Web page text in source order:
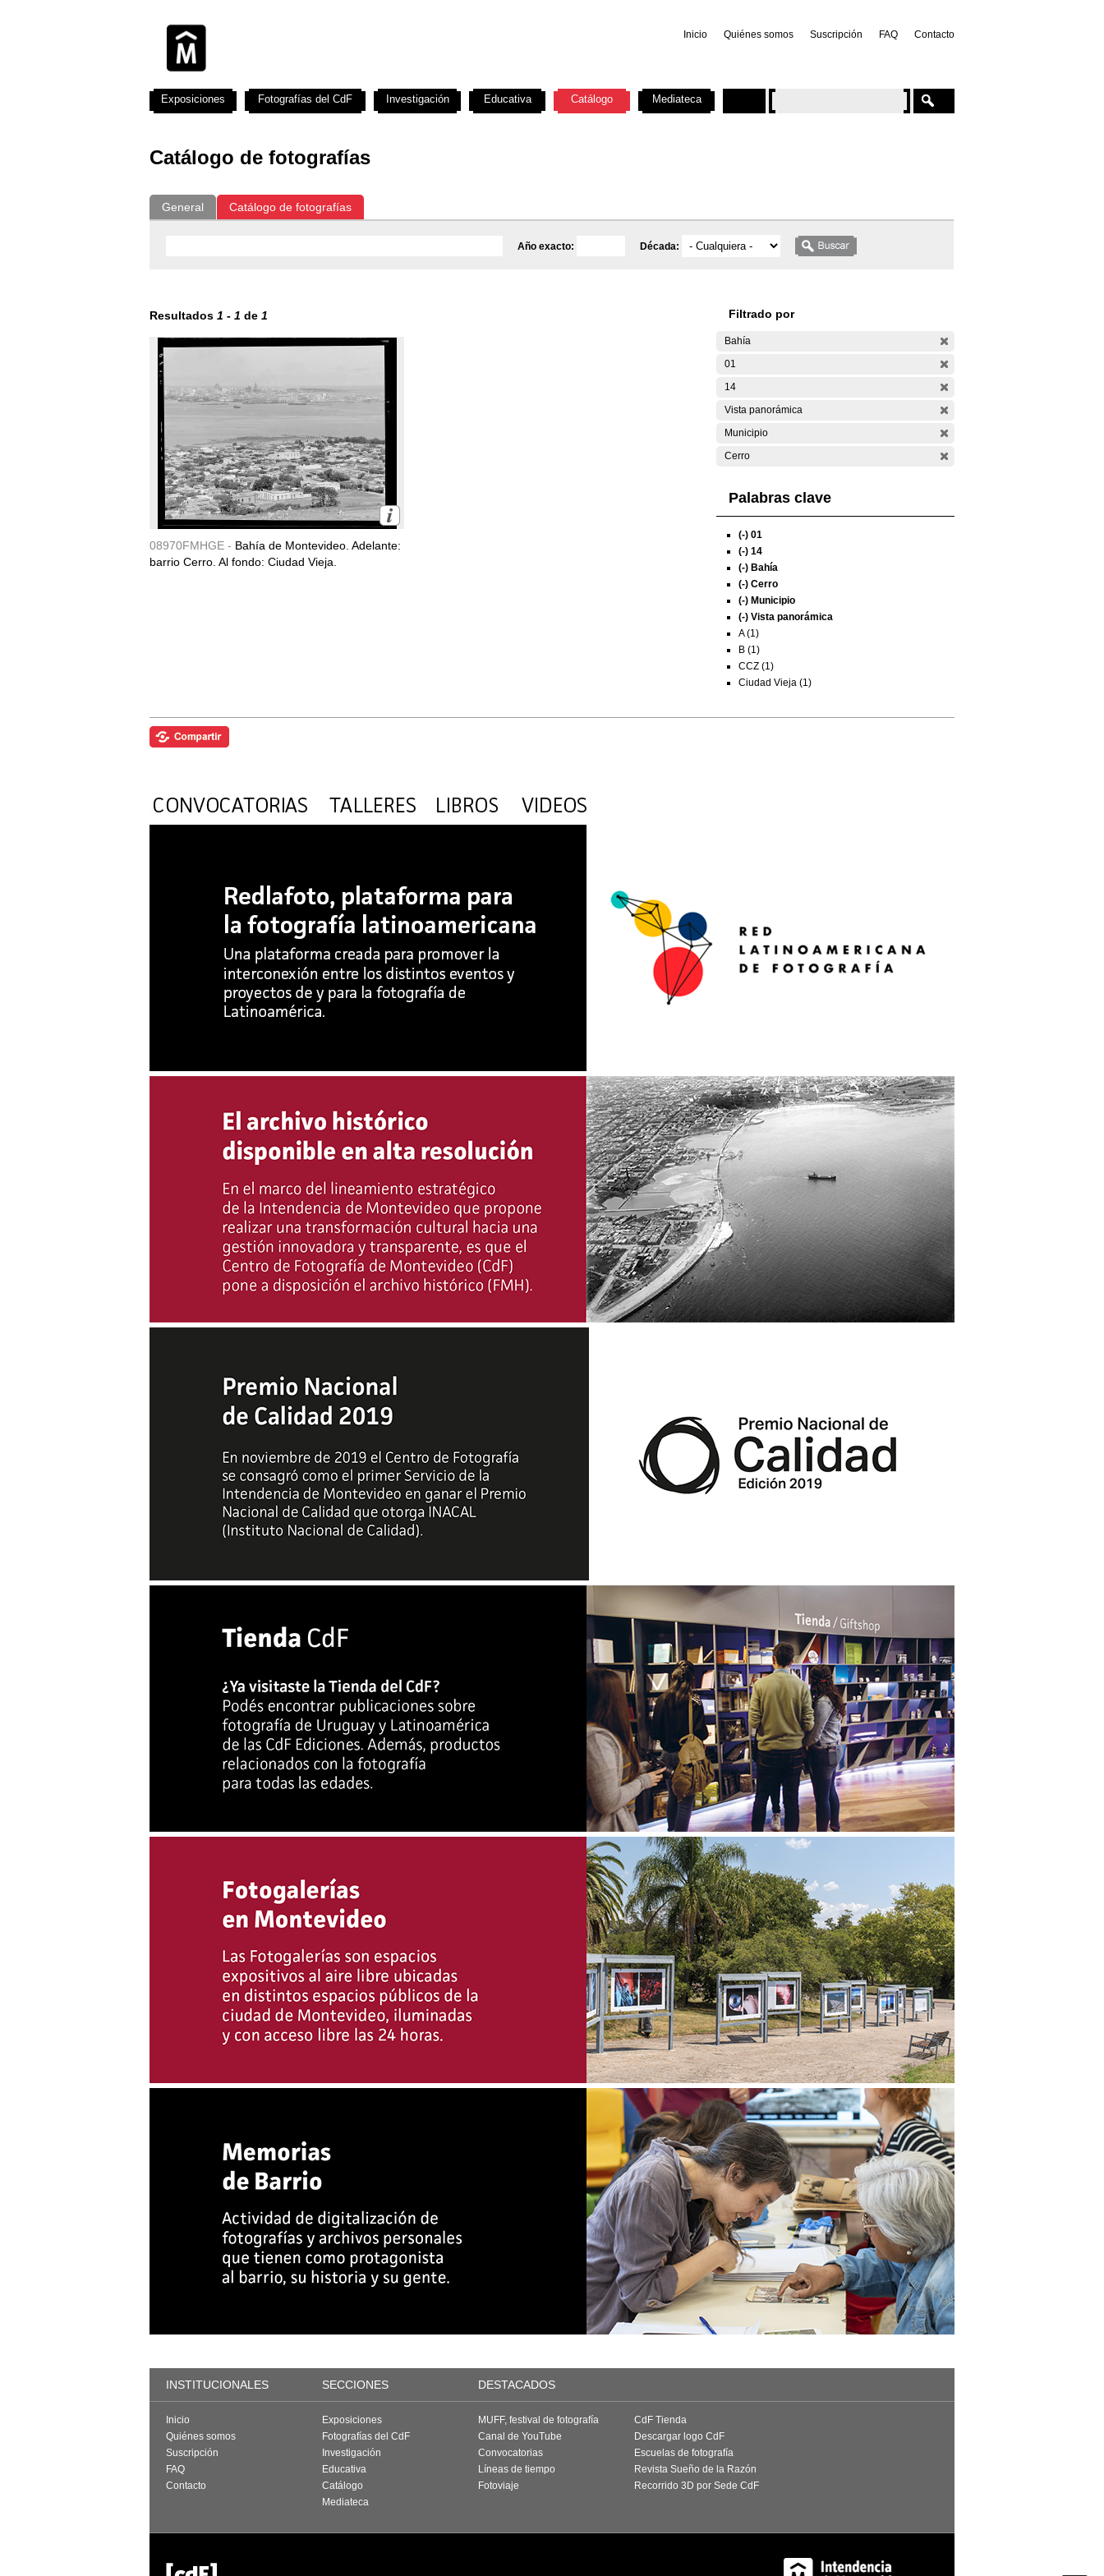
Inicio Quiénes somos Suscripción FAQ Contacto
Catálogo de fotografías
General Catálogo de fotografías
Año exacto: Década:
Resultados 1 - 1 de 1
08970FMHGE - Bahía de Montevideo. Adelante:
barrio Cerro. Al fondo: Ciudad Vieja.
Filtrado por
Bahía
01
14
Vista panorámica
Municipio
Cerro
Palabras clave
(-) 01
(-) 14
(-) Bahía
(-) Cerro
(-) Municipio
(-) Vista panorámica
A (1)
B (1)
CCZ (1)
Ciudad Vieja (1)
Exposiciones Fotografías del CdF Investigación Educativa Catálogo Mediateca
INSTITUCIONALES SECCIONES DESTACADOS
Inicio
Quiénes somos
Suscripción
FAQ
Contacto
Exposiciones
Fotografías del CdF
Investigación
Educativa
Catálogo
Mediateca
MUFF, festival de fotografía
Canal de YouTube
Convocatorias
Líneas de tiempo
Fotoviaje
CdF Tienda
Descargar logo CdF
Escuelas de fotografía
Revista Sueño de la Razón
Recorrido 3D por Sede CdF